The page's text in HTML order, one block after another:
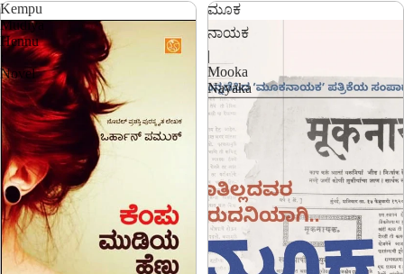
Kempu
Mudiya
Hennu
Novel
ಮೂಕ
ನಾಯಕ
|
Mooka
Nayaka